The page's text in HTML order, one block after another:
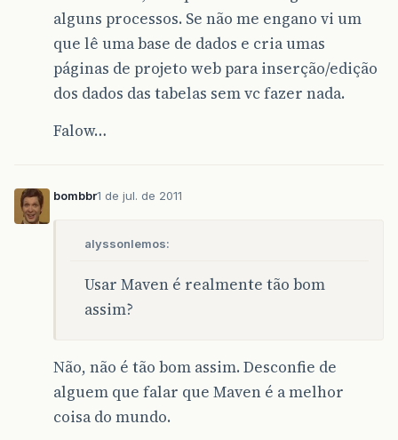
alguns processos. Se não me engano vi um
que lê uma base de dados e cria umas
páginas de projeto web para inserção/edição
dos dados das tabelas sem vc fazer nada.
Falow…
bombbr1 de jul. de 2011
alyssonlemos:
Usar Maven é realmente tão bom
assim?
Não, não é tão bom assim. Desconfie de
alguem que falar que Maven é a melhor
coisa do mundo.